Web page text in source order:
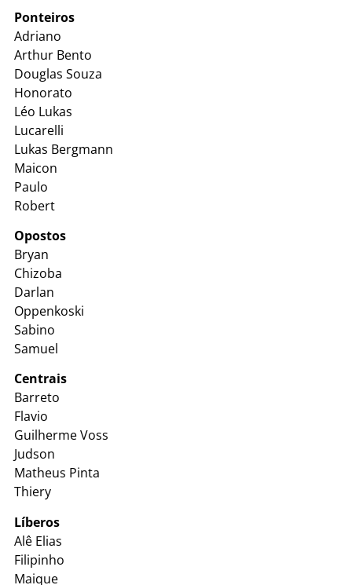
Ponteiros
Adriano
Arthur Bento
Douglas Souza
Honorato
Léo Lukas
Lucarelli
Lukas Bergmann
Maicon
Paulo
Robert
Opostos
Bryan
Chizoba
Darlan
Oppenkoski
Sabino
Samuel
Centrais
Barreto
Flavio
Guilherme Voss
Judson
Matheus Pinta
Thiery
Líberos
Alê Elias
Filipinho
Maique